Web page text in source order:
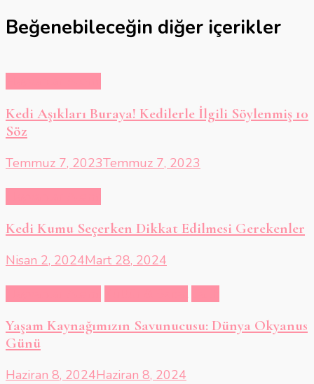
Beğenebileceğin diğer içerikler
Kedi Aşıkları Buraya! Kedilerle İlgili Söylenmiş 10
Söz
Temmuz 7, 2023Temmuz 7, 2023
Kedi Kumu Seçerken Dikkat Edilmesi Gerekenler
Nisan 2, 2024Mart 28, 2024
Yaşam Kaynağımızın Savunucusu: Dünya Okyanus
Günü
Haziran 8, 2024Haziran 8, 2024